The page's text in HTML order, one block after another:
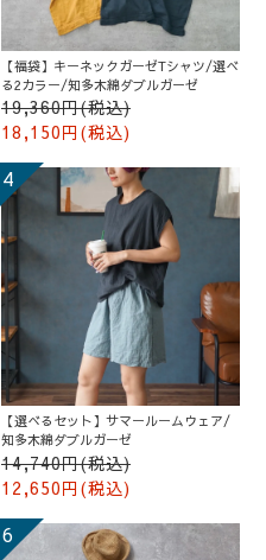
【福袋】キーネックガーゼTシャツ/選べ
る2カラー/知多木綿ダブルガーゼ
19,360円(税込)
18,150円(税込)
【選べるセット】サマールームウェア/
知多木綿ダブルガーゼ
14,740円(税込)
12,650円(税込)